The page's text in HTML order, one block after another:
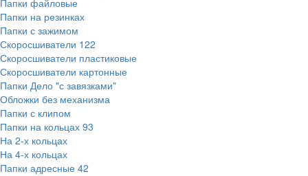
Папки файловые
Папки на резинках
Папки с зажимом
Скоросшиватели 122
Скоросшиватели пластиковые
Скоросшиватели картонные
Папки Дело "с завязками"
Обложки без механизма
Папки с клипом
Папки на кольцах 93
На 2-х кольцах
На 4-х кольцах
Папки адресные 42